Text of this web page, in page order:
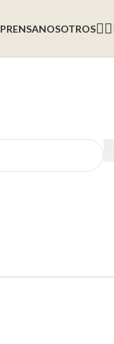
PRENSANOSOTROS